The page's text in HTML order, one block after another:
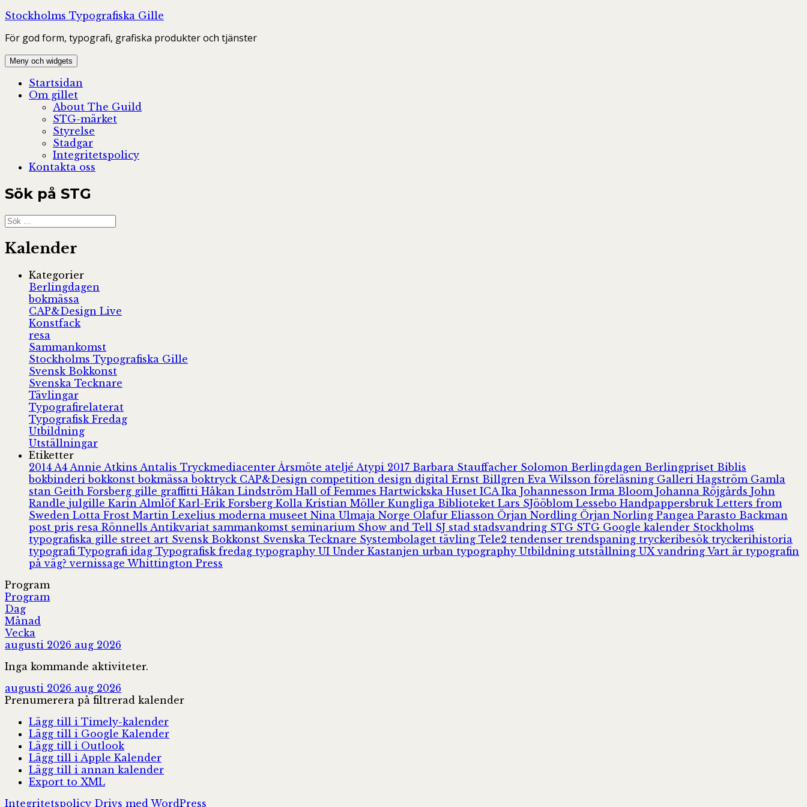
Hoppa
innehåll
Stockholms Typografiska Gille
För god form, typografi, grafiska produkter och tjänster
Meny och widgets
Startsidan
Om gillet
About The Guild
STG-märket
Styrelse
Stadgar
Integritetspolicy
Kontakta oss
Sök på STG
Sök
efter:
Kalender
Kategorier
Berlingdagen
bokmässa
CAP&Design Live
Konstfack
resa
Sammankomst
Stockholms Typografiska Gille
Svensk Bokkonst
Svenska Tecknare
Tävlingar
Typografirelaterat
Typografisk Fredag
Utbildning
Utställningar
Etiketter
2014 A4 Annie Atkins Antalis Tryckmediacenter Årsmöte ateljé Atypi 2017 Barbara Stauffacher Solomon Berlingdagen Berlingpriset Biblis
bokbinderibokkonstbokmässaboktryck CAP&Design competition design digital Ernst Billgren Eva Wilsson föreläsning Galleri Hagström Gamla
stan Geith Forsberg gille graffitti Håkan Lindström Hall of Femmes Hartwickska Huset ICA Ika Johannesson Irma Bloom Johanna Röjgårds John
Randle julgille Karin Almlöf Karl-Erik Forsberg Kolla Kristian Möller Kungliga Biblioteket Lars SJööblom Lessebo Handpappersbruk Letters from
Sweden Lotta Frost Martin Lexelius moderna museet Nina Ulmaja Norge Olafur Eliasson Örjan Nordling Örjan Norling Pangea Parasto Backman
post pris resa Rönnells Antikvariat sammankomst seminarium Show and Tell SJ stad stadsvandring STG STG Google kalender Stockholms
typografiska gille street art Svensk Bokkonst Svenska Tecknare Systembolaget tävling Tele2 tendenser trendspaning tryckeribesök tryckerihistoria
typografi Typografi idag Typografisk fredag typography UI Under Kastanjen urban typography Utbildning utställning UXvandring Vart är typografin
på väg?vernissage Whittington Press
Program
Program
Dag
Månad
Vecka
augusti 2026 aug 2026
Inga kommande aktiviteter.
augusti 2026 aug 2026
Prenumerera på filtrerad kalender
Lägg till i Timely-kalender
Lägg till i Google Kalender
Lägg till i Outlook
Lägg till i Apple Kalender
Lägg till i annan kalender
Export to XML
Integritetspolicy Drivs med WordPress